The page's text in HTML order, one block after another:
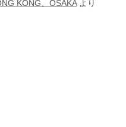
KONG、OSAKAより